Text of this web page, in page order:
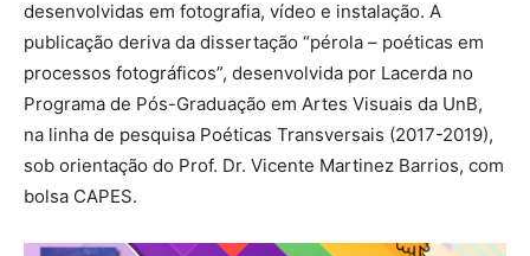
desenvolvidas em fotografia, vídeo e instalação. A
publicação deriva da dissertação “pérola – poéticas em
processos fotográficos”, desenvolvida por Lacerda no
Programa de Pós-Graduação em Artes Visuais da UnB,
na linha de pesquisa Poéticas Transversais (2017-2019),
sob orientação do Prof. Dr. Vicente Martinez Barrios, com
bolsa CAPES.